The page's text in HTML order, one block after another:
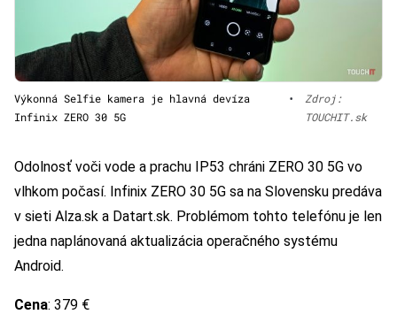
Výkonná Selfie kamera je hlavná devíza
Infinix ZERO 30 5G
•
Zdroj:
TOUCHIT.sk
Odolnosť voči vode a prachu IP53 chráni ZERO 30 5G vo
vlhkom počasí. Infinix ZERO 30 5G sa na Slovensku predáva
v sieti Alza.sk a Datart.sk. Problémom tohto telefónu je len
jedna naplánovaná aktualizácia operačného systému
Android.
Cena: 379 €